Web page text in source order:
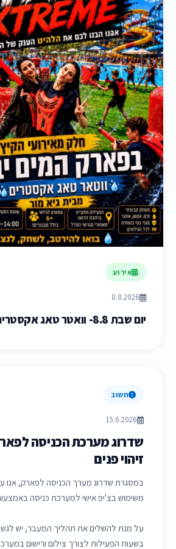
אירוע
8.8.2026
יום שבת 8.8- וואטר טאג אקסטרים
חשוב
15.6.2026
שדרוג מערכת הכניסה
זיהוי פנים
במסגרת שדרוג מערך הכניסה לפארק, אנו
משימוש בצ'יפ אישי למערכת כניסה באמצעות
על מנת להשלים את תהליך המעבר, יש
בשעות הפעילות לצורך צילום ורישום